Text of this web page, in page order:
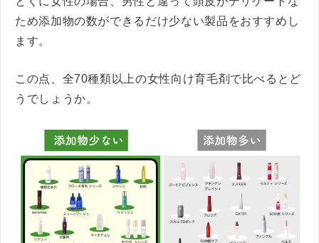
ため添加物の数ができるだけ少ない製品をおすすめし
ます。
この点、全70種類以上の女性向け育毛剤で比べるとど
うでしょうか。